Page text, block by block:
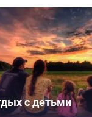
с детьми